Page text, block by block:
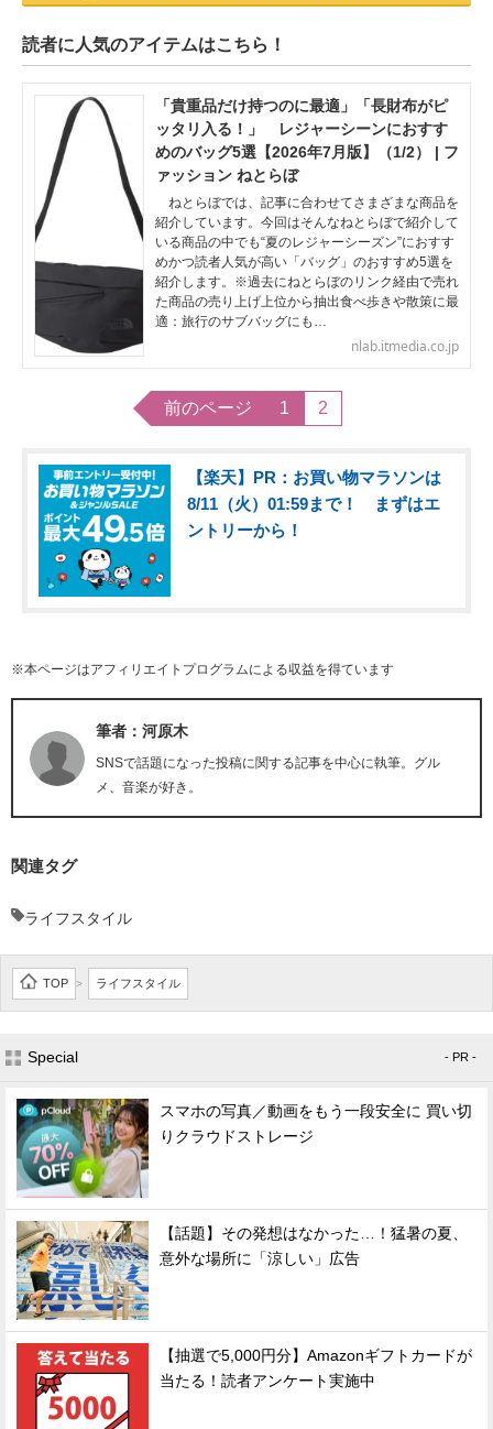
読者に人気のアイテムはこちら！
「貴重品だけ持つのに最適」「長財布がピ
ッタリ入る！」 レジャーシーンにおすす
めのバッグ5選【2026年7月版】（1/2） | フ
ァッション ねとらぼ
ねとらぼでは、記事に合わせてさまざまな商品を
紹介しています。今回はそんなねとらぼで紹介して
いる商品の中でも“夏のレジャーシーズン”におすす
めかつ読者人気が高い「バッグ」のおすすめ5選を
紹介します。※過去にねとらぼのリンク経由で売れ
た商品の売り上げ上位から抽出食べ歩きや散策に最
適：旅行のサブバッグにも…
nlab.itmedia.co.jp
前のページ 1 2
【楽天】PR：お買い物マラソンは
8/11（火）01:59まで！ まずはエ
ントリーから！
※本ページはアフィリエイトプログラムによる収益を得ています
筆者：河原木
SNSで話題になった投稿に関する記事を中心に執筆。グル
メ、音楽が好き。
関連タグ
ライフスタイル
TOP > ライフスタイル
Special - PR -
スマホの写真／動画をもう一段安全に 買い切
りクラウドストレージ
【話題】その発想はなかった…！猛暑の夏、
意外な場所に「涼しい」広告
【抽選で5,000円分】Amazonギフトカードが
当たる！読者アンケート実施中